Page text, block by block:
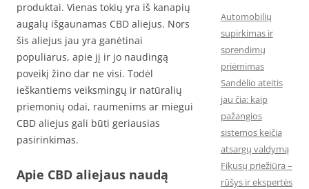
produktai. Vienas tokių yra iš kanapių
augalų išgaunamas CBD aliejus. Nors
šis aliejus jau yra ganėtinai
populiarus, apie jį ir jo naudingą
poveikį žino dar ne visi. Todėl
ieškantiems veiksmingų ir natūralių
priemonių odai, raumenims ar miegui
CBD aliejus gali būti geriausias
pasirinkimas.
Apie CBD aliejaus naudą
Automobilių
supirkimas ir
sprendimų
priėmimas
Sandėlio ateitis
jau čia: kaip
pažangios
sistemos keičia
atsargų valdymą
Fikusų priežiūra –
rūšys ir ekspertės